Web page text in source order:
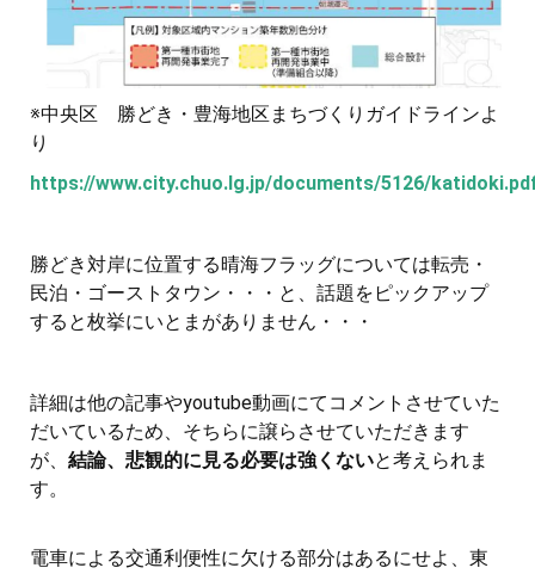
※中央区 勝どき・豊海地区まちづくりガイドラインよ
り
https://www.city.chuo.lg.jp/documents/5126/
勝どき対岸に位置する晴海フラッグについては転売・
民泊・ゴーストタウン・・・と、話題をピックアップ
すると枚挙にいとまがありません・・・
詳細は他の記事やyoutube動画にてコメントさせていた
だいているため、そちらに譲らさせていただきます
が、 結論、悲観的に見る必要は強くないと考えられま
す。
電車による交通利便性に欠ける部分はあるにせよ、東